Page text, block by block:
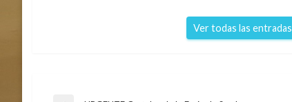
Ver todas las entradas